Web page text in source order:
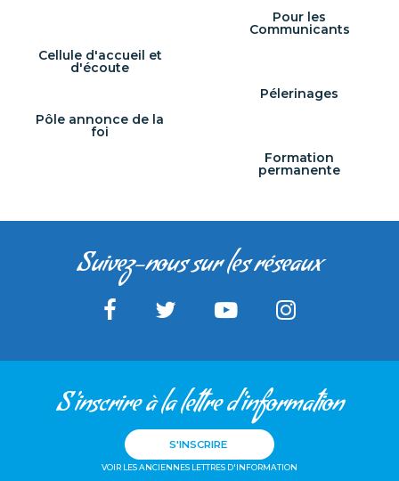
Pour les
Communicants
Cellule d'accueil et
d'écoute
Pélerinages
Pôle annonce de la
foi
Formation
permanente
Suivez-nous sur les réseaux
S'inscrire à la lettre d'information
S'INSCRIRE
VOIR LES ANCIENNES LETTRES D'INFORMATION